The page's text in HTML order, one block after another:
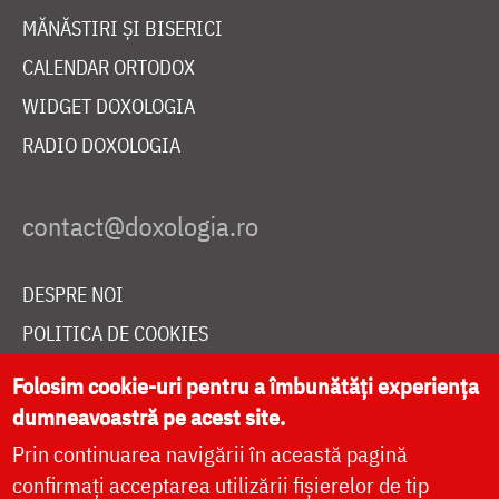
MĂNĂSTIRI ȘI BISERICI
CALENDAR ORTODOX
WIDGET DOXOLOGIA
RADIO DOXOLOGIA
DESPRE NOI
POLITICA DE COOKIES
DONEAZĂ ONLINE PENTRU CATEDRALA NAȚIONALĂ
LIVE
Folosim cookie-uri pentru a îmbunătăți experiența
dumneavoastră pe acest site.
Prin continuarea navigării în această pagină
confirmați acceptarea utilizării fișierelor de tip